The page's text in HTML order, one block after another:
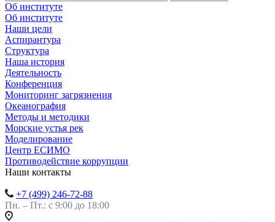
Об институте
Об институте
Наши цели
Аспирантура
Структура
Наша история
Деятельность
Конференция
Мониторинг загрязнения
Океанография
Методы и методики
Морские устья рек
Моделирование
Центр ЕСИМО
Противодействие коррупции
Наши контакты
+7 (499) 246-72-88
Пн. – Пт.: с 9:00 до 18:00